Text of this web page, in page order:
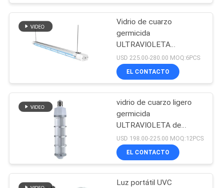
ULTRAVIOLETA del
LED para la
impresora
Pegamento
ULTRAVIOLETA que
cura sistemas
Vidrio de cuarzo
germicida
ULTRAVIOLETA
bactericida de la luz 80W
254nm del LED
USD 225.00-280.00 MOQ:6PCS
EL CONTACTO
vidrio de cuarzo ligero
germicida
ULTRAVIOLETA de
254nm LED 80W portátil
USD 198.00-225.00 MOQ:12PCS
EL CONTACTO
Luz portátil UVC